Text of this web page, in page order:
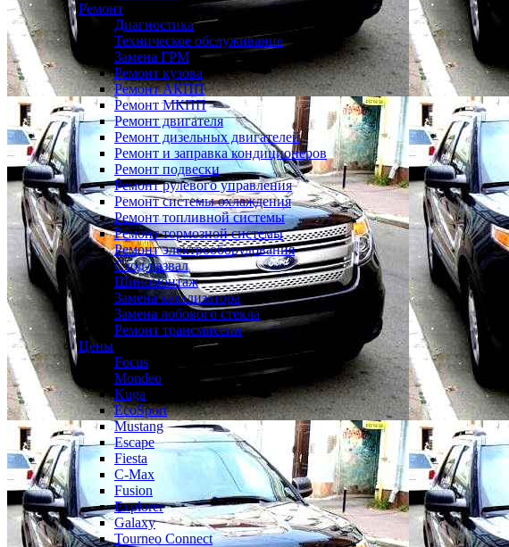
Ремонт
Диагностика
Техническое обслуживание
Замена ГРМ
Ремонт кузова
Ремонт АКПП
Ремонт МКПП
Ремонт двигателя
Ремонт дизельных двигателей
Ремонт и заправка кондиционеров
Ремонт подвески
Ремонт рулевого управления
Ремонт системы охлаждения
Ремонт топливной системы
Ремонт тормозной системы
Ремонт электрооборудования
Сход-развал
Шиномонтаж
Замена катализатора
Замена лобового стекла
Ремонт трансмиссии
Цены
Focus
Mondeo
Kuga
EcoSport
Mustang
Escape
Fiesta
C-Max
Fusion
Explorer
Galaxy
Tourneo Connect